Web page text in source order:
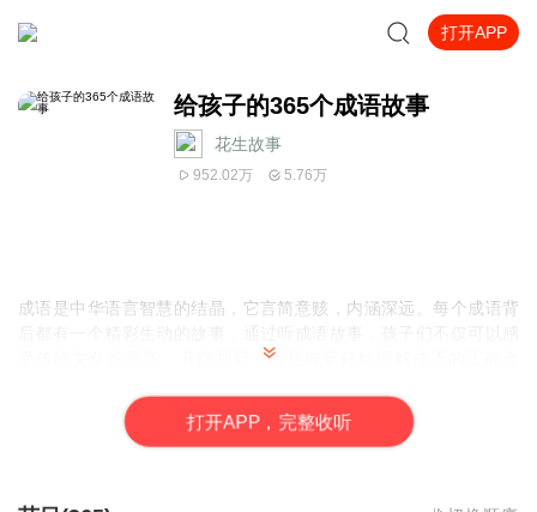
打开APP
给孩子的365个成语故事
花生故事
952.02万 5.76万
成语是中华语言智慧的结晶，它言简意赅，内涵深远。每个成语背
受传统文化的熏陶、开阔视野，而且能更好地理解成语的正确含
个成语故事》中的365个成语是从人们日常使用的大量成语中精选出
来的，这些成语故事的语言生动、通俗易懂，能够帮助孩子了解历
打开APP，完整收听